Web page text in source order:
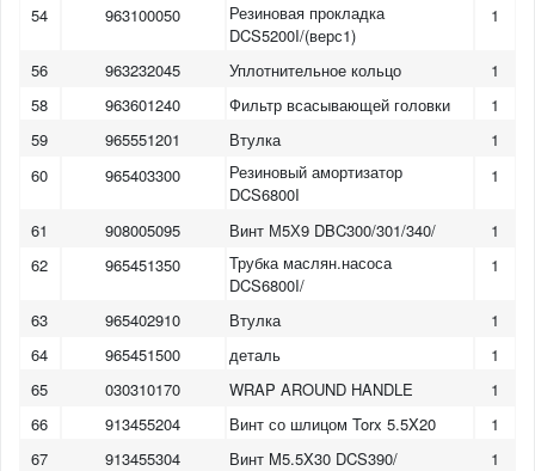
54
963100050
Резиновая прокладка
DCS5200I/(верс1)
1
56 963232045 Уплотнительное кольцо
1
58
963601240 Фильтр всасывающей головки
1
59
965551201 Втулка
1
60
965403300
Резиновый амортизатор
DCS6800I
1
61 908005095 Винт М5Х9 DBC300/301/340/
1
62
965451350
Трубка маслян.насоса
DCS6800I/
1
63 965402910 Втулка
1
64
965451500 деталь
1
65
030310170 WRAP AROUND HANDLE
1
66
913455204 Винт со шлицом Torx 5.5X20
1
67
913455304 Винт M5.5X30 DCS390/
1